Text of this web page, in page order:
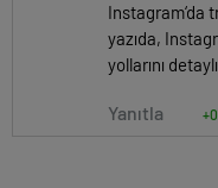
Instagram‘da
yazıda,
yollarını
Yanıtla +0